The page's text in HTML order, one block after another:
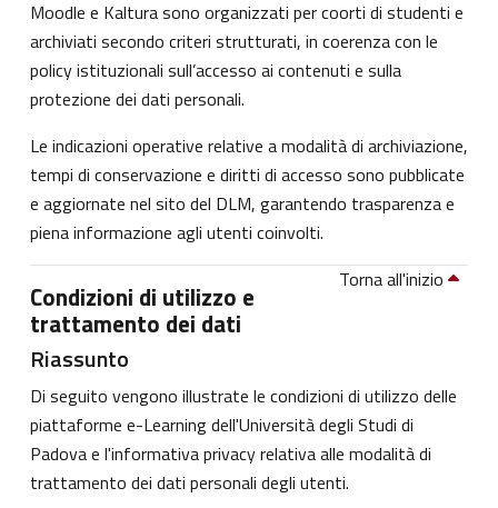
Moodle e Kaltura sono organizzati per coorti di studenti e
archiviati secondo criteri strutturati, in coerenza con le
policy istituzionali sull’accesso ai contenuti e sulla
protezione dei dati personali.
Le indicazioni operative relative a modalità di archiviazione,
tempi di conservazione e diritti di accesso sono pubblicate
e aggiornate nel sito del DLM, garantendo trasparenza e
piena informazione agli utenti coinvolti.
Torna all'inizio
Condizioni di utilizzo e
trattamento dei dati
Riassunto
Di seguito vengono illustrate le condizioni di utilizzo delle
piattaforme e-Learning dell'Università degli Studi di
Padova e l'informativa privacy relativa alle modalità di
trattamento dei dati personali degli utenti.